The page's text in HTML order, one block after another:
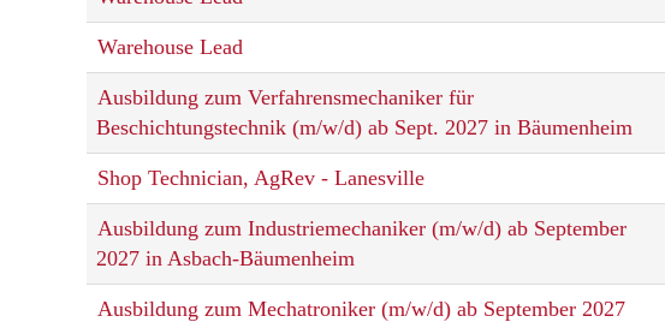
Warehouse Lead
Ausbildung zum Verfahrensmechaniker für
Beschichtungstechnik (m/w/d) ab Sept. 2027 in Bäumenheim
Shop Technician, AgRev - Lanesville
Ausbildung zum Industriemechaniker (m/w/d) ab September
2027 in Asbach-Bäumenheim
Ausbildung zum Mechatroniker (m/w/d) ab September 2027